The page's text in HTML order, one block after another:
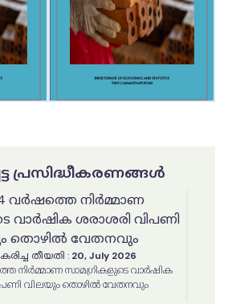
പ്രസിദ്ധീകരണങ്ങൾ
വർഷത്തെ നിർമ്മാണ
വാർഷിക ശരാശരി വിപണി
തൊഴിൽ വേതനവും
തീയതി : 20, July 2026
നിർമ്മാണ സാമഗ്രികളുടെ വാർഷിക
വിലയും തൊഴിൽ വേതനവും